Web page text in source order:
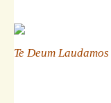
Te Deum Laudamos